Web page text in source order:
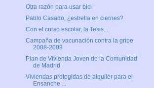
Otra razón para usar bici
Pablo Casado, ¿estrella en ciernes?
Con el curso escolar, la Tesis...
Campaña de vacunación contra la gripe
2008-2009
Plan de Vivienda Joven de la Comunidad
de Madrid
Viviendas protegidas de alquiler para el
Ensanche ...